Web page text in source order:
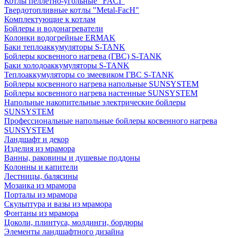
Твердотопливные котлы "Metal-FacH"
Комплектующие к котлам
Бойлеры и водонагреватели
Колонки водогрейные ERMAK
Баки теплоаккумуляторы S-TANK
Бойлеры косвенного нагрева (ГВС) S-TANK
Баки холодоаккумуляторы S-TANK
Теплоаккумуляторы со змеевиком ГВС S-TANK
Бойлеры косвенного нагрева напольные SUNSYSTEM
Бойлеры косвенного нагрева настенные SUNSYSTEM
Напольные накопительные электрические бойлеры
SUNSYSTEM
Профессиональные напольные бойлеры косвенного нагрева
SUNSYSTEM
Ландшафт и декор
Изделия из мрамора
Ванны, раковины и душевые поддоны
Колонны и капители
Лестницы, балясины
Мозаика из мрамора
Порталы из мрамора
Скульптура и вазы из мрамора
Фонтаны из мрамора
Цоколи, плинтуса, молдинги, бордюры
Элементы ландшафтного дизайна